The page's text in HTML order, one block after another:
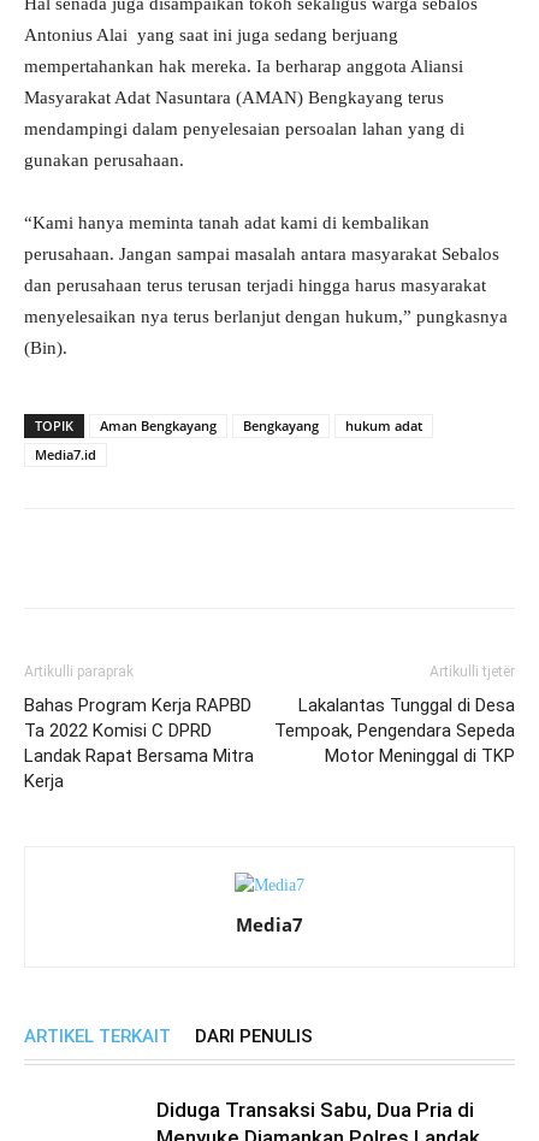
Hal senada juga disampaikan tokoh sekaligus warga sebalos
Antonius Alai yang saat ini juga sedang berjuang
mempertahankan hak mereka. Ia berharap anggota Aliansi
Masyarakat Adat Nasuntara (AMAN) Bengkayang terus
mendampingi dalam penyelesaian persoalan lahan yang di
gunakan perusahaan.
“Kami hanya meminta tanah adat kami di kembalikan
perusahaan. Jangan sampai masalah antara masyarakat Sebalos
dan perusahaan terus terusan terjadi hingga harus masyarakat
menyelesaikan nya terus berlanjut dengan hukum,” pungkasnya
(Bin).
TOPIK Aman Bengkayang Bengkayang
hukum adat
Media7.id
Artikulli paraprak
Bahas Program Kerja RAPBD
Ta 2022 Komisi C DPRD
Landak Rapat Bersama Mitra
Kerja
Artikulli tjetër
Lakalantas Tunggal di Desa
Tempoak, Pengendara Sepeda
Motor Meninggal di TKP
Media7
ARTIKEL TERKAIT DARI PENULIS
Diduga Transaksi Sabu, Dua Pria di